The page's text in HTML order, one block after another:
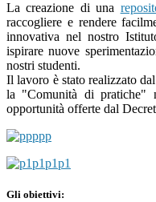
La creazione di una
raccogliere e rendere
innovativa nel nostro
ispirare nuove
nostri studenti.
Il lavoro è stato realizzato
la "Comunità di pratiche"
opportunità offerte dal
Gli obiettivi: